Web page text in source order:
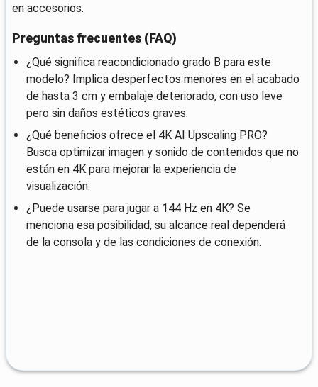
en accesorios.
Preguntas frecuentes (FAQ)
¿Qué significa reacondicionado grado B para este
modelo? Implica desperfectos menores en el acabado
de hasta 3 cm y embalaje deteriorado, con uso leve
pero sin daños estéticos graves.
¿Qué beneficios ofrece el 4K AI Upscaling PRO?
Busca optimizar imagen y sonido de contenidos que no
están en 4K para mejorar la experiencia de
visualización.
¿Puede usarse para jugar a 144 Hz en 4K? Se
menciona esa posibilidad, su alcance real dependerá
de la consola y de las condiciones de conexión.